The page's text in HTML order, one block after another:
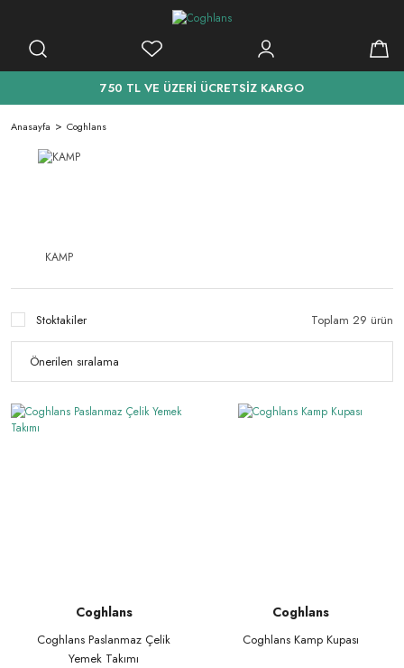
750 TL VE ÜZERİ ÜCRETSİZ KARGO
Anasayfa Coghlans
KAMP
Stoktakiler Toplam 29 ürün
Coghlans
Coghlans Paslanmaz Çelik
Yemek Takımı
Coghlans
Coghlans Kamp Kupası